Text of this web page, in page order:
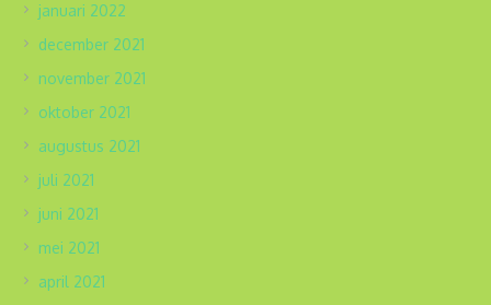
januari 2022
december 2021
november 2021
oktober 2021
augustus 2021
juli 2021
juni 2021
mei 2021
april 2021